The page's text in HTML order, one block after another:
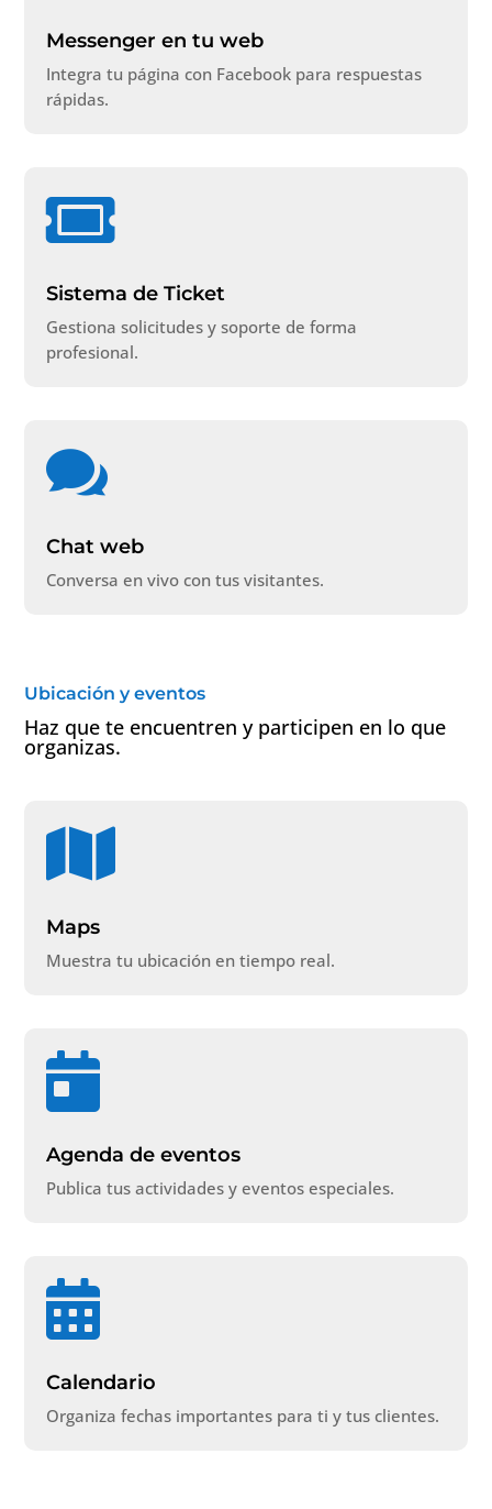
Messenger en tu web
Integra tu página con Facebook para respuestas
rápidas.

Sistema de Ticket
Gestiona solicitudes y soporte de forma
profesional.

Chat web
Conversa en vivo con tus visitantes.
Ubicación y eventos
Haz que te encuentren y participen en lo que
organizas.

Maps
Muestra tu ubicación en tiempo real.

Agenda de eventos
Publica tus actividades y eventos especiales.

Calendario
Organiza fechas importantes para ti y tus clientes.